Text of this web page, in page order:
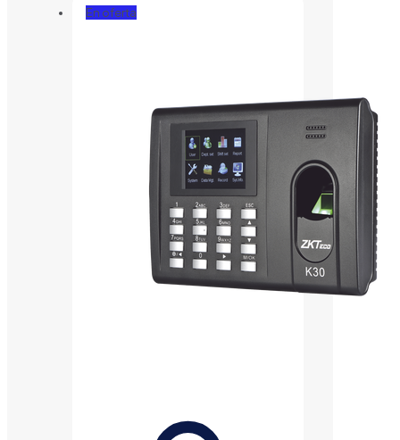
En oferta